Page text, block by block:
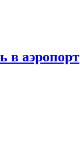
в аэропорт